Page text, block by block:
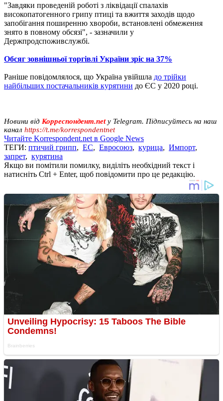
"Завдяки проведеній роботі з ліквідації спалахів
високопатогенного грипу птиці та вжиття заходів щодо
запобігання поширенню хвороби, встановлені обмеження
знято в повному обсязі", - зазначили у
Держпродспоживслужбі.
Обсяг зовнішньої торгівлі України зріс на 37%
Раніше повідомлялося, що Україна увійшла до трійки
найбільших постачальників курятини до ЄС у 2020 році.
Новини від Корреспондент.netу Telegram. Підписуйтесь на наш
канал https://t.me/korrespondentnet
Читайте Korrespondent.net в Google News
ТЕГИ: птичий грипп, ЕС, Евросоюз, курица, Импорт,
запрет, курятина
Якщо ви помітили помилку, виділіть необхідний текст і
натисніть Ctrl + Enter, щоб повідомити про це редакцію.